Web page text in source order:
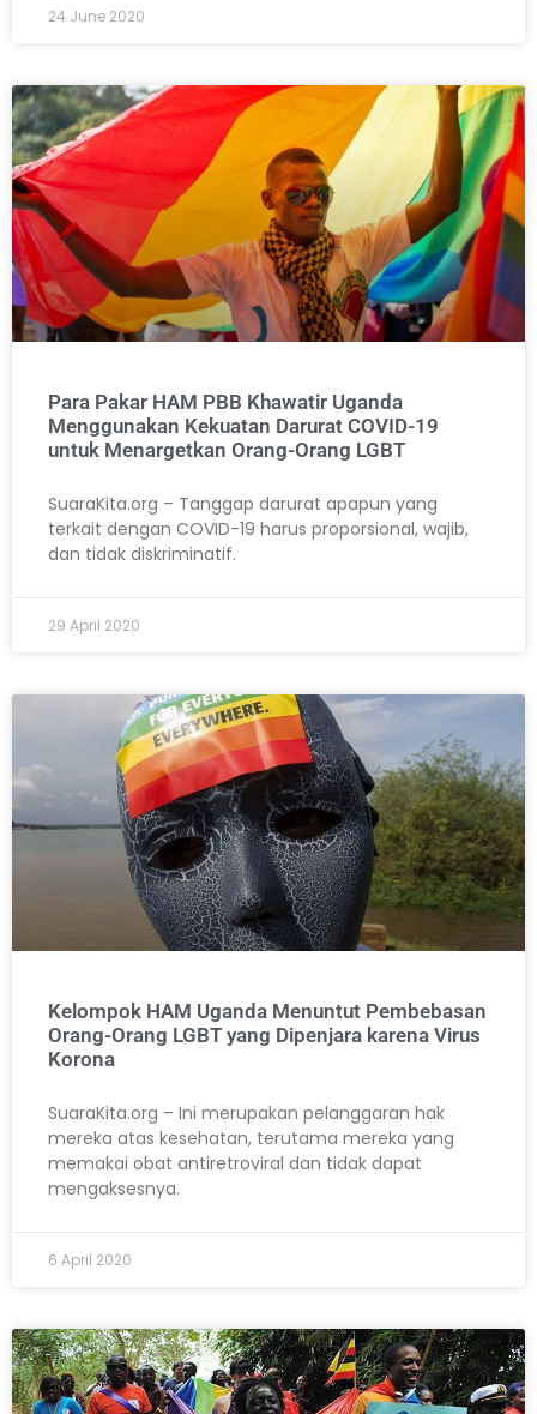
24 June 2020
Para Pakar HAM PBB Khawatir Uganda
Menggunakan Kekuatan Darurat COVID-19
untuk Menargetkan Orang-Orang LGBT
SuaraKita.org – Tanggap darurat apapun yang
terkait dengan COVID-19 harus proporsional, wajib,
dan tidak diskriminatif.
29 April 2020
Kelompok HAM Uganda Menuntut Pembebasan
Orang-Orang LGBT yang Dipenjara karena Virus
Korona
SuaraKita.org – Ini merupakan pelanggaran hak
mereka atas kesehatan, terutama mereka yang
memakai obat antiretroviral dan tidak dapat
mengaksesnya.
6 April 2020